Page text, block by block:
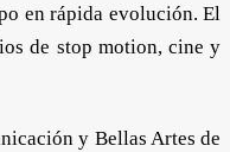
en rápida evolución. El
de stop motion, cine y
y Bellas Artes de